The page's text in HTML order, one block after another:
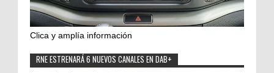
Clica y amplía información
RNE ESTRENARÁ 6 NUEVOS CANALES EN DAB+